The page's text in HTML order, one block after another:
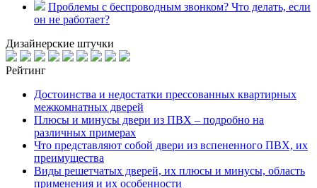
Проблемы с беспроводным звонком? Что делать, если
он не работает?
Дизайнерские штучки
Рейтинг
Достоинства и недостатки прессованных квартирных
межкомнатных дверей
Плюсы и минусы двери из ПВХ – подробно на
различных примерах
Что представляют собой двери из вспененного ПВХ, их
преимущества
Виды решетчатых дверей, их плюсы и минусы, область
применения и их особенности